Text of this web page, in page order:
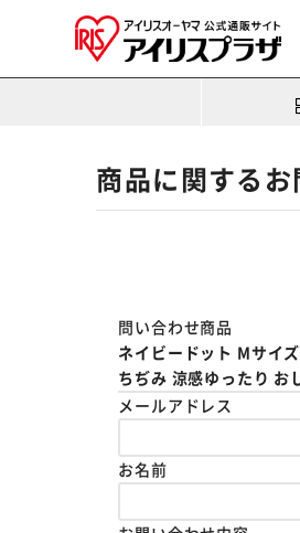
商品に関する
問い合わせ商品
ネイビードット Mサイ
ちぢみ 涼感ゆったり お
メールアドレス
お名前